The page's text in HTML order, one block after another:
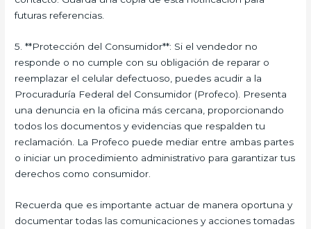
futuras referencias.
5. **Protección del Consumidor**: Si el vendedor no
responde o no cumple con su obligación de reparar o
reemplazar el celular defectuoso, puedes acudir a la
Procuraduría Federal del Consumidor (Profeco). Presenta
una denuncia en la oficina más cercana, proporcionando
todos los documentos y evidencias que respalden tu
reclamación. La Profeco puede mediar entre ambas partes
o iniciar un procedimiento administrativo para garantizar tus
derechos como consumidor.
Recuerda que es importante actuar de manera oportuna y
documentar todas las comunicaciones y acciones tomadas